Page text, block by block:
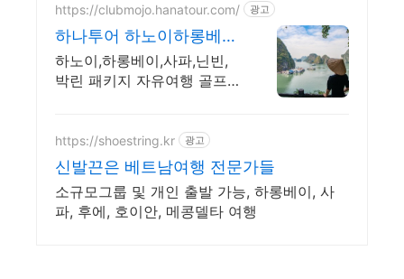
https://clubmojo.hanatour.com/ 광고
하나투어 하노이하롱베이
모든것 하나투어 공식예
약 인증센터
하노이,하롱베이,사파,닌빈,
박린 패키지 자유여행 골프
https://shoestring.kr 광고
신발끈은 베트남여행 전문가들
소규모그룹 및 개인 출발 가능, 하롱베이, 사
파, 후에, 호이안, 메콩델타 여행